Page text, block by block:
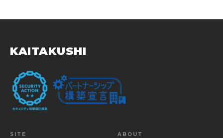
KAITAKUSHI
SITE ABOUT